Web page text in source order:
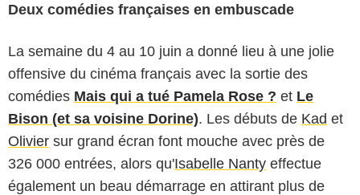
Deux comédies françaises en embuscade
La semaine du 4 au 10 juin a donné lieu à une jolie
offensive du cinéma français avec la sortie des
comédies Mais qui a tué Pamela Rose ? et Le
Bison (et sa voisine Dorine). Les débuts de Kad et
Olivier sur grand écran font mouche avec près de
326 000 entrées, alors qu'Isabelle Nanty effectue
également un beau démarrage en attirant plus de